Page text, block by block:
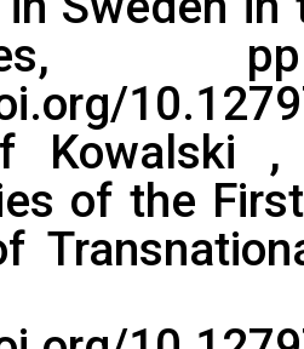
Kowalski
of the